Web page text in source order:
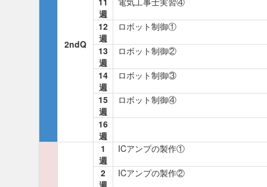
2ndQ
週
12
週
ロボット制御①
13
週
ロボット制御②
14
週
ロボット制御③
15
週
ロボット制御④
16
週
1
週
ICアンプの製作①
2
週
ICアンプの製作②